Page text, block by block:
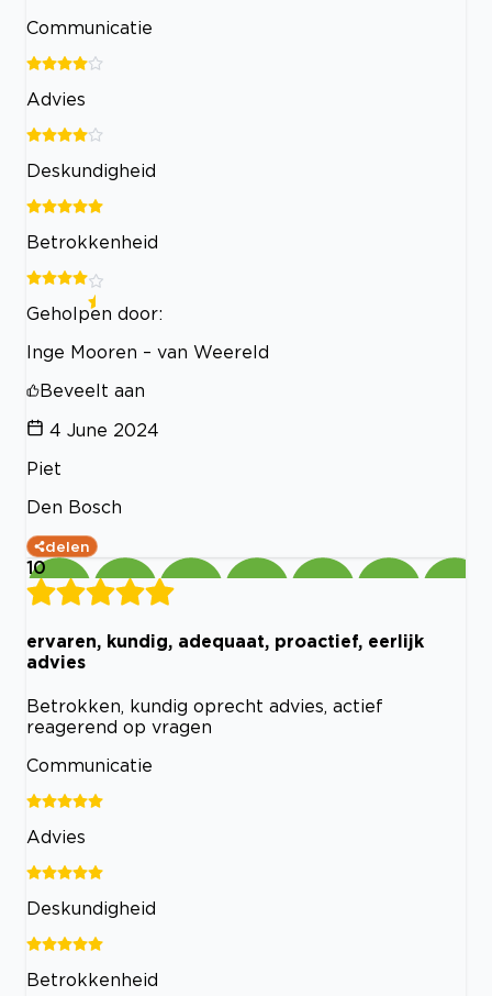
Communicatie
Advies
Deskundigheid
Betrokkenheid
Geholpen door:
Inge Mooren – van Weereld
Beveelt aan
4 June 2024
Piet
Den Bosch
delen
10
ervaren, kundig, adequaat, proactief, eerlijk
advies
Betrokken, kundig oprecht advies, actief
reagerend op vragen
Communicatie
Advies
Deskundigheid
Betrokkenheid